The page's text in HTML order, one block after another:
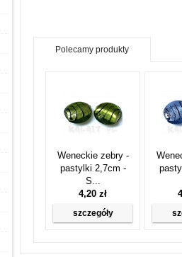
Polecamy produkty
Weneckie zebry -
pastylki 2,7cm -
S...
4,20 zł
szczegóły